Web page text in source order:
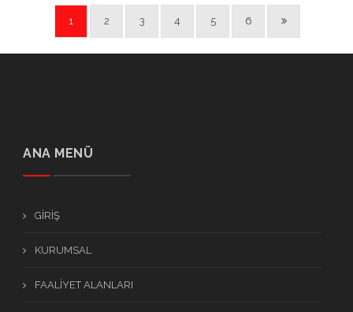
1 2 3 4 5 6
ANA MENÜ
GİRİŞ
KURUMSAL
FAALİYET ALANLARI